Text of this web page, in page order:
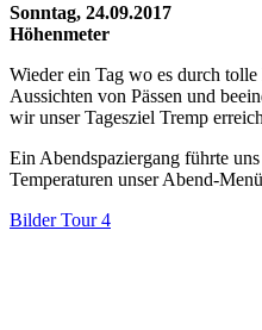
Sonntag,
Höhenmeter
Wieder ein Tag wo es durch
Aussichten von Pässen und
wir unser Tagesziel Tremp
Ein Abendspaziergang führte
Temperaturen unser Abend-
Bilder Tour 4